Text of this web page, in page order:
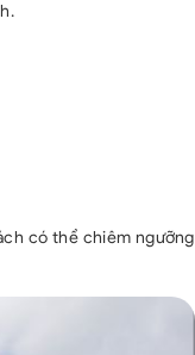
có thể chiêm ngưỡng